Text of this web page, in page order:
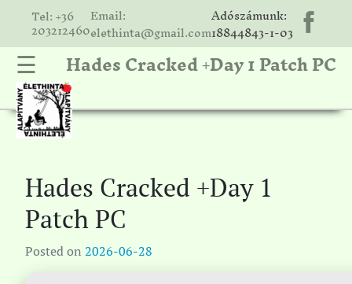
Tel: +36
203212460
Email:
elethinta@gmail.com
Adószámunk:
18844843-1-03
☰ Hades Cracked +Day 1 Patch PC
Hades Cracked +Day 1
Patch PC
Posted on 2026-06-28